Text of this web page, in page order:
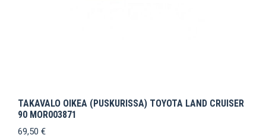
TAKAVALO OIKEA (PUSKURISSA) TOYOTA LAND CRUISER
90 MOR003871
69,50 €